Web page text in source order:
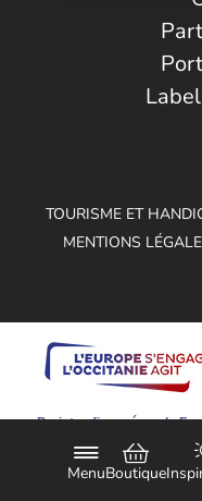
MenuBoutique
TOURISME ET
MENTIONS
Projet cofinancé par le